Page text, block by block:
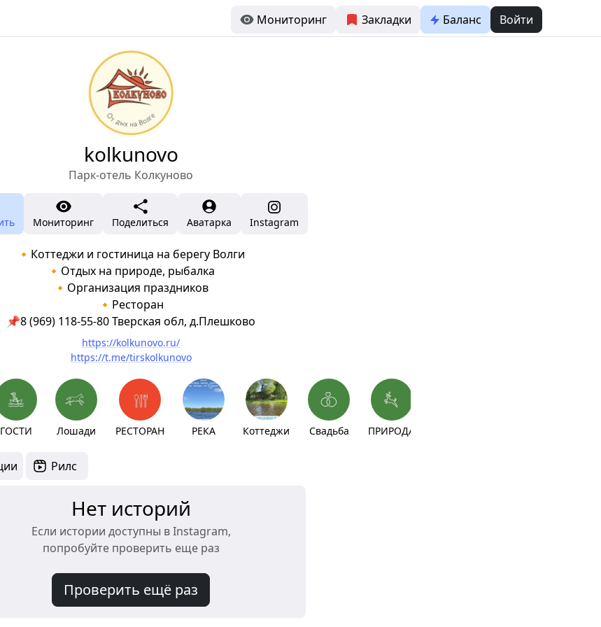
Мониторинг Закладки Баланс Войти
kolkunovo
Парк-отель Колкуново
Мониторинг Поделиться Аватарка Instagram
🔸Коттеджи и гостиница на берегу Волги
🔸Отдых на природе, рыбалка
🔸Организация праздников
🔸Ресторан
📌8 (969) 118-55-80 Тверская обл, д.Плешково
https://kolkunovo.ru/
https://t.me/tirskolkunovo
ГОСТИ Лошади РЕСТОРАН РЕКА Коттеджи Свадьба ПРИРОДА
Рилс
Нет историй
Если истории доступны в Instagram,
попробуйте проверить еще раз
Проверить ещё раз